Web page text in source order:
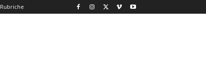
Rubriche